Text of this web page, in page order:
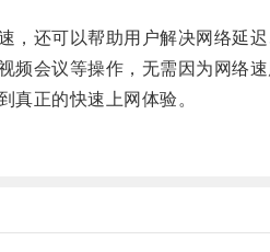
还可以帮助用户解决网络延迟
会议等操作，无需因为网络速
正的快速上网体验。